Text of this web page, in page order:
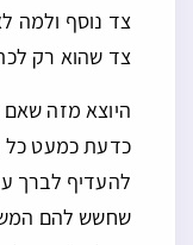
צד נוסף ולמה
צד שהוא רק
היוצא מזה
כדעת כמעט כל
להעדיף לברך
שחשש להם